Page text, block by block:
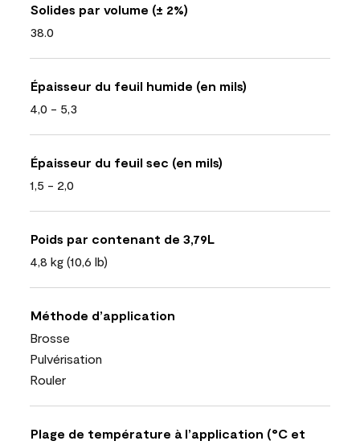
Solides par volume (± 2%)
38.0
Épaisseur du feuil humide (en mils)
4,0 - 5,3
Épaisseur du feuil sec (en mils)
1,5 - 2,0
Poids par contenant de 3,79L
4,8 kg (10,6 lb)
Méthode d’application
Brosse
Pulvérisation
Rouler
Plage de température à l’application (°C et